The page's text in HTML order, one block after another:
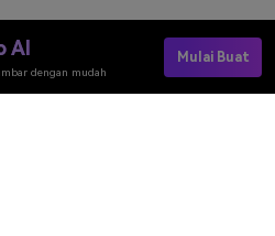
AI
dengan mudah
Mulai Buat